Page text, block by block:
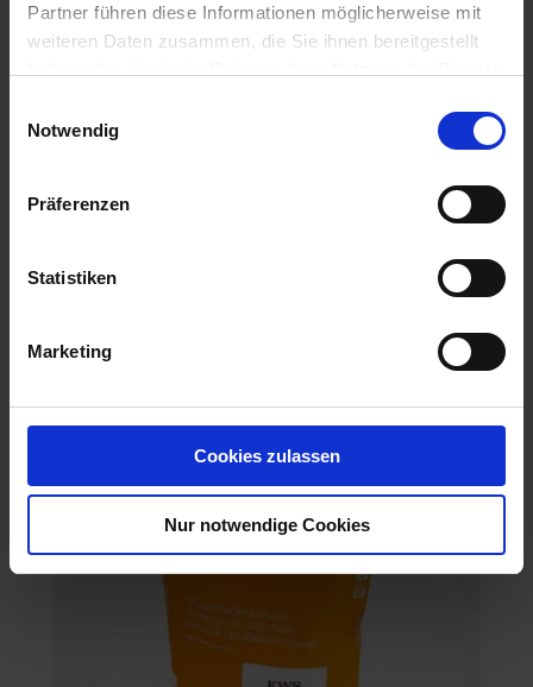
Partner führen diese Informationen möglicherweise mit
weiteren Daten zusammen, die Sie ihnen bereitgestellt
Notwendig
Präferenzen
Statistiken
Marketing
Cookies zulassen
Nur notwendige Cookies